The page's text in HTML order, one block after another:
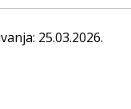
25.03.2026.